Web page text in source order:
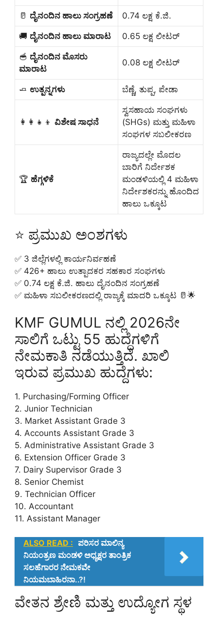
🥛 ದೈನಂದಿನ ಹಾಲು ಸಂಗ್ರಹಣೆ 0.74 ಲಕ್ಷ ಕೆ.ಜಿ.
🚚 ದೈನಂದಿನ ಹಾಲು ಮಾರಾಟ 0.65 ಲಕ್ಷ ಲೀಟರ್
🥣 ದೈನಂದಿನ ಮೊಸರು
ಮಾರಾಟ
0.08 ಲಕ್ಷ ಲೀಟರ್
🧈 ಉತ್ಪನ್ನಗಳು ಬೆಣ್ಣೆ, ತುಪ್ಪ, ಪೇಡಾ
👩‍👩‍👧‍👦 ವಿಶೇಷ ಸಾಧನೆ
ಸ್ವಸಹಾಯ ಸಂಘಗಳು
(SHGs) ಮತ್ತು ಮಹಿಳಾ
ಸಂಘಗಳ ಸಬಲೀಕರಣ
🏆 ಹೆಗ್ಗಳಿಕೆ
ರಾಜ್ಯದಲ್ಲೇ ಮೊದಲ
ಬಾರಿಗೆ ನಿರ್ದೇಶಕ
ಮಂಡಳಿಯಲ್ಲಿ 4 ಮಹಿಳಾ
ನಿರ್ದೇಶಕರನ್ನು ಹೊಂದಿದ
ಹಾಲು ಒಕ್ಕೂಟ
⭐ ಪ್ರಮುಖ ಅಂಶಗಳು
✅ 3 ಜಿಲ್ಲೆಗಳಲ್ಲಿ ಕಾರ್ಯನಿರ್ವಹಣೆ
✅ 426+ ಹಾಲು ಉತ್ಪಾದಕರ ಸಹಕಾರ ಸಂಘಗಳು
✅ 0.74 ಲಕ್ಷ ಕೆ.ಜಿ. ಹಾಲು ದೈನಂದಿನ ಸಂಗ್ರಹಣೆ
✅ ಮಹಿಳಾ ಸಬಲೀಕರಣದಲ್ಲಿ ರಾಜ್ಯಕ್ಕೆ ಮಾದರಿ ಒಕ್ಕೂಟ 🥛🌟
KMF GUMUL ನಲ್ಲಿ 2026ನೇ
ಸಾಲಿಗೆ ಒಟ್ಟು 55 ಹುದ್ದೆಗಳಿಗೆ
ನೇಮಕಾತಿ ನಡೆಯುತ್ತಿದೆ. ಖಾಲಿ
ಇರುವ ಪ್ರಮುಖ ಹುದ್ದೆಗಳು:
1. Purchasing/Forming Officer
2. Junior Technician
3. Market Assistant Grade 3
4. Accounts Assistant Grade 3
5. Administrative Assistant Grade 3
6. Extension Officer Grade 3
7. Dairy Supervisor Grade 3
8. Senior Chemist
9. Technician Officer
10. Accountant
11. Assistant Manager
ALSO READ : ಪರಿಸರ ಮಾಲಿನ್ಯ
ನಿಯಂತ್ರಣ ಮಂಡಳಿ ಅಧ್ಯಕ್ಷರ ತಾಂತ್ರಿಕ
ಸಲಹೆಗಾರರ ನೇಮಕವೇ
ನಿಯಮಬಾಹಿರನಾ..?!
ವೇತನ ಶ್ರೇಣಿ ಮತ್ತು ಉದ್ಯೋಗ ಸ್ಥಳ